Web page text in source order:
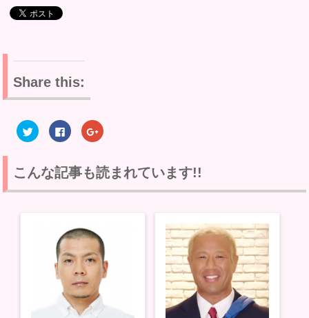
Share this:
ク
リ
て
T
w
i
F
a
o
o
k
で
る
に
ク
リ
ッ
ク
し
て
く
だ
ク
リ
し
て
G
o
o
で
共
有
(
新
し
い
ウ
ィ
こんな記事も読まれています!!